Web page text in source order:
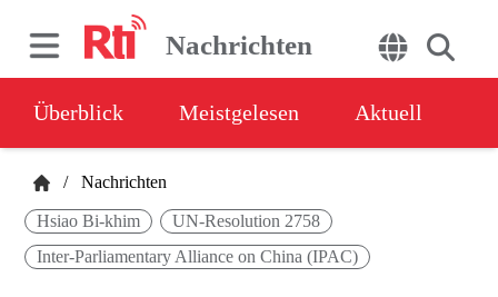
Nachrichten
Überblick Meistgelesen Aktuell
/ Nachrichten
Hsiao Bi-khim
UN-Resolution 2758
Inter-Parliamentary Alliance on China (IPAC)